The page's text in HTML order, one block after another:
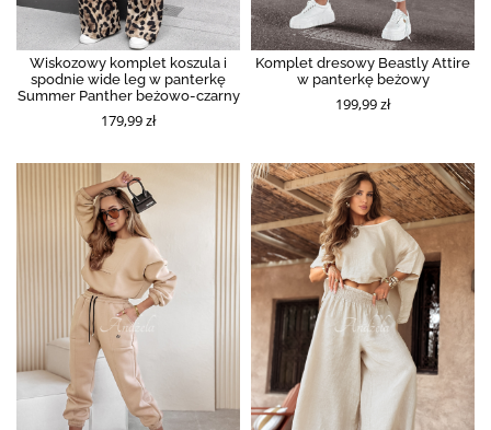
Wiskozowy komplet koszula i
spodnie wide leg w panterkę
Summer Panther beżowo-czarny
179,99 zł
Komplet dresowy Beastly Attire
w panterkę beżowy
199,99 zł